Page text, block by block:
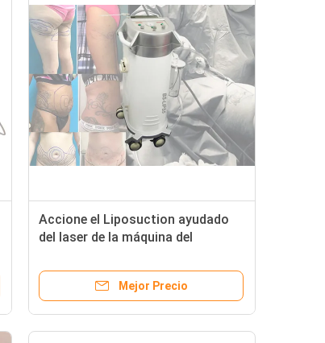
Accione el Liposuction ayudado
del laser de la máquina del
de cuerpo
Mejor Precio